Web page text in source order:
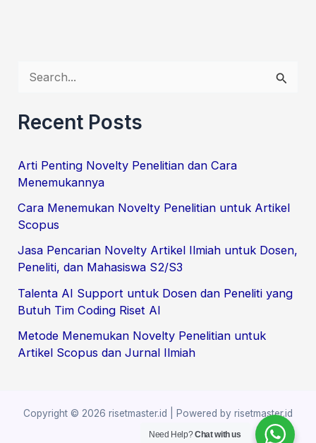
a
c
f
r
Recent Posts
Arti Penting Novelty Penelitian dan Cara
Menemukannya
Cara Menemukan Novelty Penelitian untuk Artikel
Scopus
Jasa Pencarian Novelty Artikel Ilmiah untuk Dosen,
Peneliti, dan Mahasiswa S2/S3
Talenta AI Support untuk Dosen dan Peneliti yang
Butuh Tim Coding Riset AI
Metode Menemukan Novelty Penelitian untuk
Artikel Scopus dan Jurnal Ilmiah
Copyright © 2026 risetmaster.id | Powered by risetmaster.id
Need Help?Chat with us